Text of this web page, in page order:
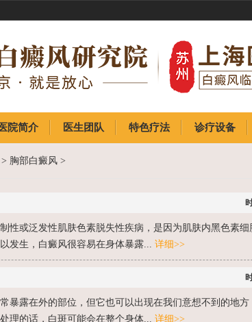
医院简介
院简介
医生团队
医生团队
特色疗法 诊疗设备
> 胸部白癜风 >
性或泛发性肌肤色素脱失性疾病，是因为肌肤内黑色素细
发生，白癜风很容易在身体暴露... 详细>>
暴露在外的部位，但它也可以出现在我们意想不到的地
理的话，白斑可能会在整个身体... 详细>>